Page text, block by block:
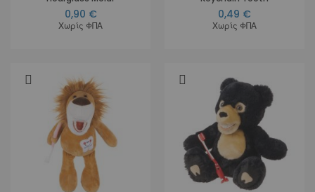
0,90 €
Χωρίς ΦΠΑ
0,49 €
Χωρίς ΦΠΑ